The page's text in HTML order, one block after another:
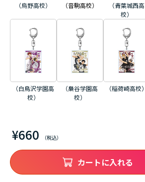
¥660
（烏野高校） （音駒高校）
（青葉城西高
校）
（白鳥沢学園高
校）
（梟谷学園高
校）
（稲荷崎高校）
カートに入れる